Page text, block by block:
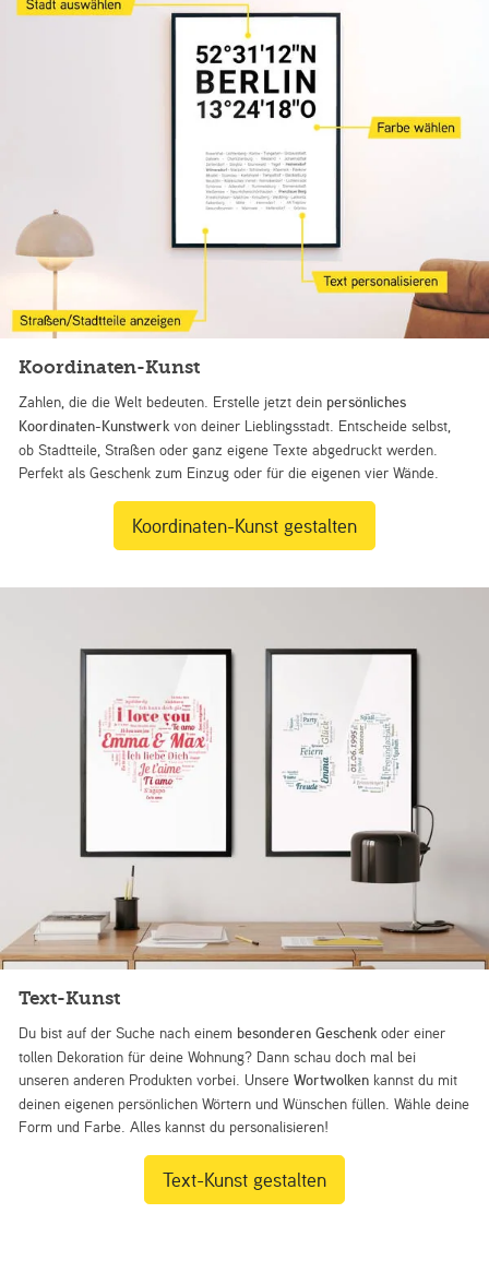
Koordinaten-Kunst
Zahlen, die die Welt bedeuten. Erstelle jetzt dein persönliches
Koordinaten-Kunstwerk von deiner Lieblingsstadt. Entscheide selbst,
ob Stadtteile, Straßen oder ganz eigene Texte abgedruckt werden.
Perfekt als Geschenk zum Einzug oder für die eigenen vier Wände.
Koordinaten-Kunst gestalten
Text-Kunst
Du bist auf der Suche nach einem besonderen Geschenk oder einer
tollen Dekoration für deine Wohnung? Dann schau doch mal bei
unseren anderen Produkten vorbei. UnsereWortwolken kannst du mit
deinen eigenen persönlichen Wörtern und Wünschen füllen. Wähle deine
Form und Farbe. Alles kannst du personalisieren!
Text-Kunst gestalten